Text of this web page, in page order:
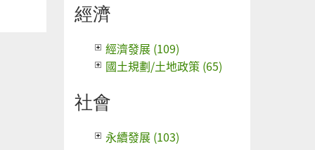
經濟
經濟發展 (109)
國土規劃/土地政策 (65)
社會
永續發展 (103)